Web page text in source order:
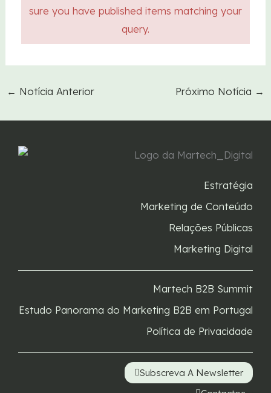
sure you have published items matching your
query.
← Notícia Anterior Próximo Notícia →
Estratégia
Marketing de Conteúdo
Relações Públicas
Marketing Digital
Martech B2B Summit
Estudo Panorama do Marketing B2B em Portugal
Política de Privacidade
Subscreva A Newsletter